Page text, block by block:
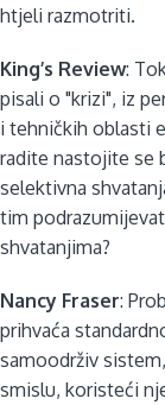
htjeli razmotriti.
King’s Review:
pisali o "krizi", iz
i tehničkih oblasti
radite nastojite se
selektivna
tim
shvatanjima?
Nancy Fraser:
prihvaća
samoodrživ
smislu, koristeći